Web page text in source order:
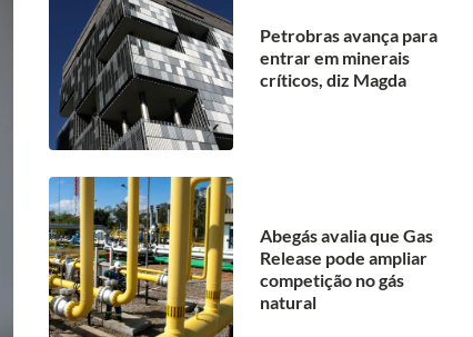
Petrobras avança para
entrar em minerais
críticos, diz Magda
Abegás avalia que Gas
Release pode ampliar
competição no gás
natural